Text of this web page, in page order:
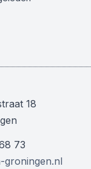
18
73
groningen.nl